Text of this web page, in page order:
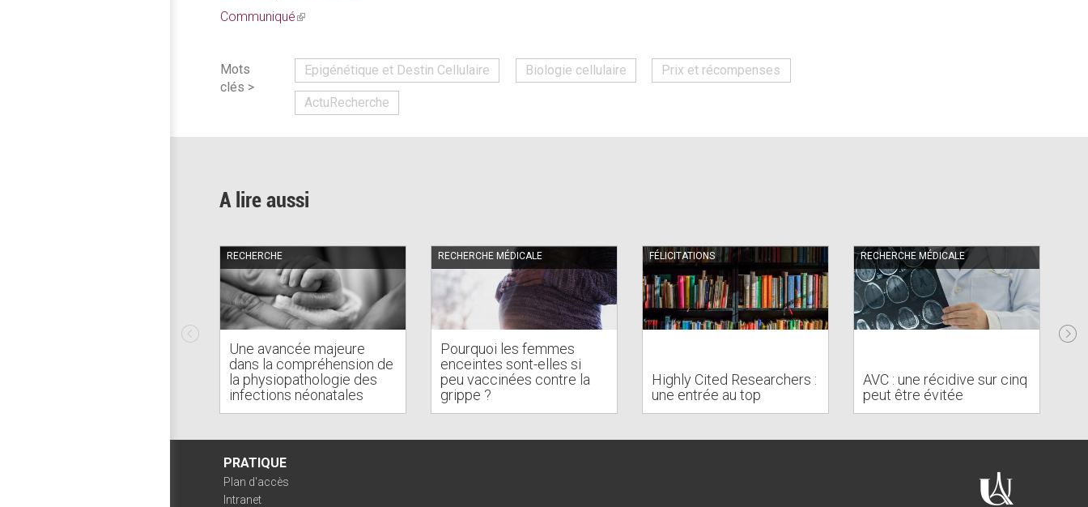
Communiqué(link
Mots
clés >
Epigénétique et Destin Cellulaire Biologie cellulaire Prix et récompenses
ActuRecherche
A lire aussi
RECHERCHE
Une avancée majeure
dans la compréhension de
la physiopathologie des
infections néonatales
RECHERCHE MÉDICALE
Pourquoi les femmes
enceintes sont-elles si
peu vaccinées contre la
grippe ?
FÉLICITATIONS
Highly Cited Researchers :
une entrée au top
RECHERCHE MÉDICALE
AVC : une récidive sur cinq
peut être évitée
PRATIQUE
Plan d'accès
Intranet